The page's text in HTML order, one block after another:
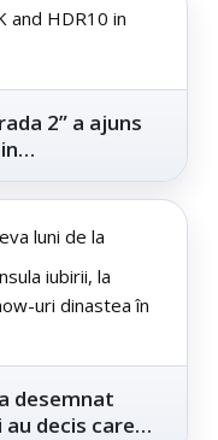
and HDR10 in
2” a ajuns
luni de la
iubirii, la
uri dinastea în
desemnat
decis care